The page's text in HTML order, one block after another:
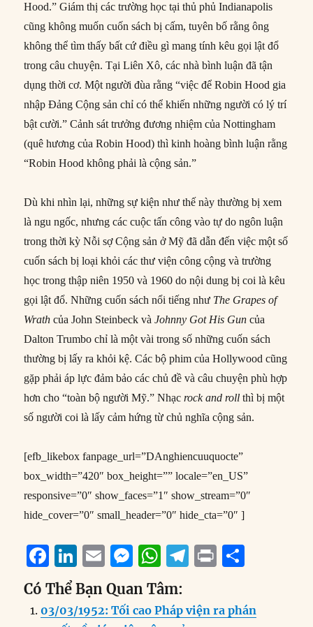
Hood.” Giám thị các trường học tại thủ phủ Indianapolis
cũng không muốn cuốn sách bị cấm, tuyên bố rằng ông
không thể tìm thấy bất cứ điều gì mang tính kêu gọi lật đổ
trong câu chuyện. Tại Liên Xô, các nhà bình luận đã tận
dụng thời cơ. Một người đùa rằng “việc để Robin Hood gia
nhập Đảng Cộng sản chỉ có thể khiến những người có lý trí
bật cười.” Cảnh sát trưởng đương nhiệm của Nottingham
(quê hương của Robin Hood) thì kinh hoàng bình luận rằng
“Robin Hood không phải là cộng sản.”
Dù khi nhìn lại, những sự kiện như thế này thường bị xem
là ngu ngốc, nhưng các cuộc tấn công vào tự do ngôn luận
trong thời kỳ Nỗi sợ Cộng sản ở Mỹ đã dẫn đến việc một số
cuốn sách bị loại khỏi các thư viện công cộng và trường
học trong thập niên 1950 và 1960 do nội dung bị coi là kêu
gọi lật đổ. Những cuốn sách nổi tiếng như The Grapes of
Wrath của John Steinbeck vàJohnny Got His Gun của
Dalton Trumbo chỉ là một vài trong số những cuốn sách
thường bị lấy ra khỏi kệ. Các bộ phim của Hollywood cũng
gặp phải áp lực đảm bảo các chủ đề và câu chuyện phù hợp
hơn cho “toàn bộ người Mỹ.” Nhạcrock and roll thì bị một
số người coi là lấy cảm hứng từ chủ nghĩa cộng sản.
[efb_likebox fanpage_url=”DAnghiencuuquocte”
box_width=”420″ box_height=”” locale=”en_US”
responsive=”0″ show_faces=”1″ show_stream=”0″
hide_cover=”0″ small_header=”0″ hide_cta=”0″ ]
F
a
c
Li
n
k
E
m
ai
M
e
ss
W
h
at
T
e
P
n a
Có Thể Bạn Quan Tâm:
03/03/1952: Tối cao Pháp viện ra phán